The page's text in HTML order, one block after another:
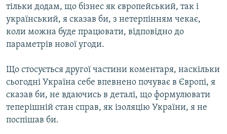
тільки додам, що бізнес як європейський, так і
український, я сказав би, з нетерпінням чекає,
коли можна буде працювати, відповідно до
параметрів нової угоди.
Що стосується другої частини коментаря, наскільки
сьогодні Україна себе впевнено почуває в Європі, я
сказав би, не вдаючись в деталі, що формулювати
теперішній стан справ, як ізоляцію України, я не
поспішав би.